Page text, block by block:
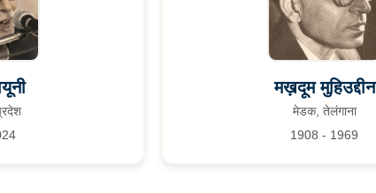
मख़दूम मुहिउद्दीन
मेडक, तेलंगाना
1908 - 1969